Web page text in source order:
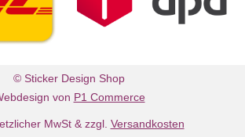
© Sticker Design Shop
von P1 Commerce
MwSt & zzgl. Versandkosten